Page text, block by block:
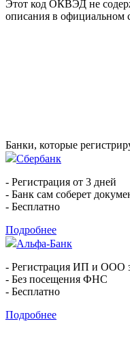
Этот код ОКВЭД не
описания в официальном
Банки, которые
Сбербанк
- Регистрация от 3 дней
- Банк сам соберет
- Бесплатно
Подробнее
Альфа-Банк
- Регистрация ИП и ООО
- Без посещения ФНС
- Бесплатно
Подробнее